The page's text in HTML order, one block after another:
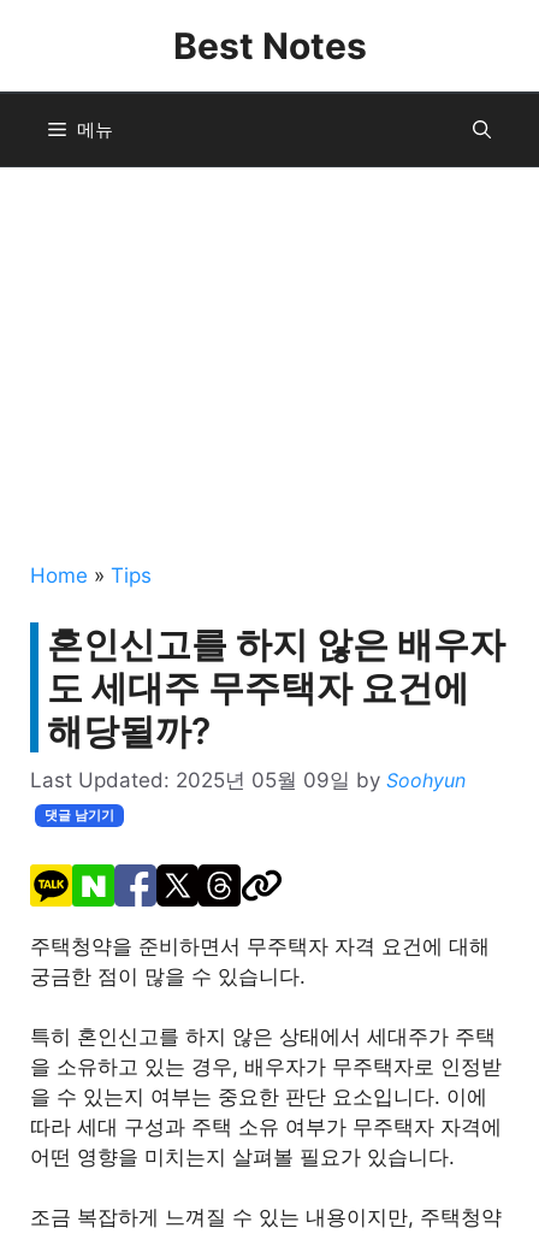
너
Best Notes
메뉴
Home » Tips
혼인신고를 하지 않은 배우자
도 세대주 무주택자 요건에
해당될까?
Last Updated: 2025년 05월 09일 by Soohyun
댓글 남기기
주택청약을 준비하면서 무주택자 자격 요건에 대해
궁금한 점이 많을 수 있습니다.
특히 혼인신고를 하지 않은 상태에서 세대주가 주택
을 소유하고 있는 경우, 배우자가 무주택자로 인정받
을 수 있는지 여부는 중요한 판단 요소입니다. 이에
따라 세대 구성과 주택 소유 여부가 무주택자 자격에
어떤 영향을 미치는지 살펴볼 필요가 있습니다.
조금 복잡하게 느껴질 수 있는 내용이지만, 주택청약